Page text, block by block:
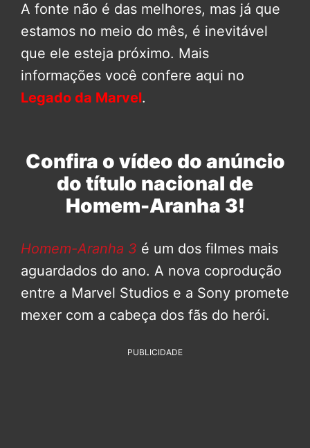
A fonte não é das melhores, mas já que
estamos no meio do mês, é inevitável
que ele esteja próximo. Mais
informações você confere aqui no
Legado da Marvel.
Confira o vídeo do anúncio
do título nacional de
Homem-Aranha 3!
Homem-Aranha 3 é um dos filmes mais
aguardados do ano. A nova coprodução
entre a Marvel Studios e a Sony promete
mexer com a cabeça dos fãs do herói.
PUBLICIDADE